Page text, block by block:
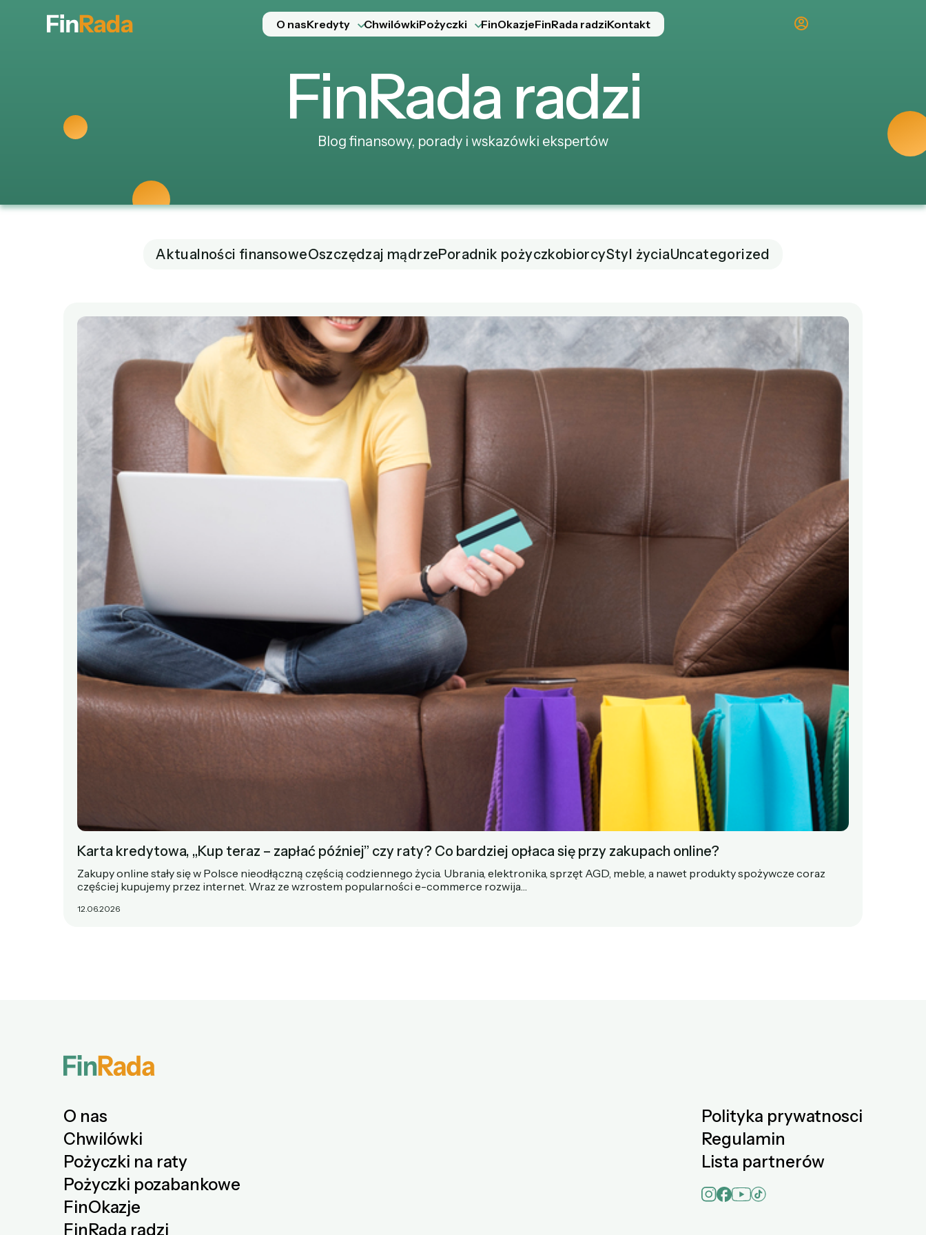
O nasKredyty ChwilówkiPożyczki FinOkazjeFinRada radziKontakt
FinRada radzi
Blog finansowy, porady i wskazówki ekspertów
Aktualności finansoweOszczędzaj mądrzePoradnik pożyczkobiorcyStyl życiaUncategorized
Karta kredytowa, „Kup teraz – zapłać później” czy raty? Co bardziej opłaca się przy zakupach online?
Zakupy online stały się w Polsce nieodłączną częścią codziennego życia. Ubrania, elektronika, sprzęt AGD, meble, a nawet produkty spożywcze coraz
częściej kupujemy przez internet. Wraz ze wzrostem popularności e-commerce rozwija…
12.06.2026
O nas
Chwilówki
Pożyczki na raty
Pożyczki pozabankowe
FinOkazje
FinRada radzi
Polityka prywatnosci
Regulamin
Lista partnerów